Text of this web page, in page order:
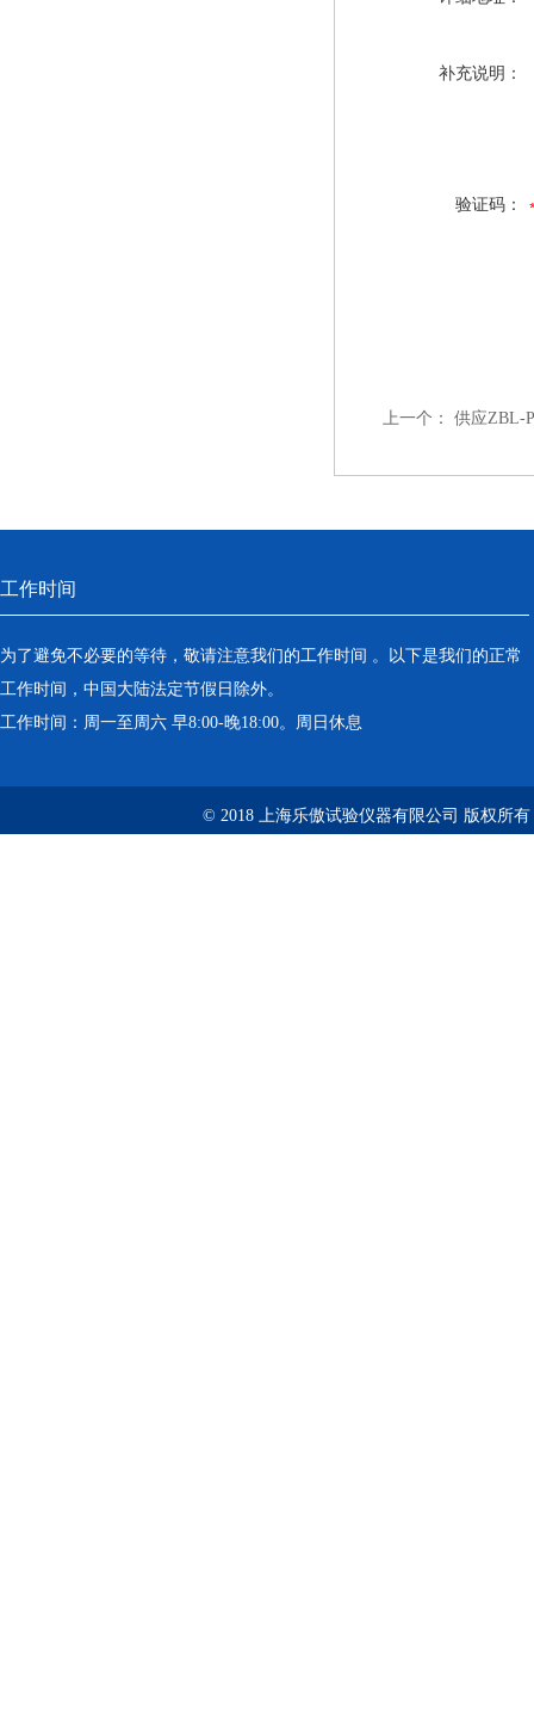
补充说明：
验证码：
上一个： 供应ZBL-
工作时间
为了避免不必要的等待，敬请注意我们的工作时间 。以下是我们的正常
工作时间，中国大陆法定节假日除外。
工作时间：周一至周六 早8:00-晚18:00。周日休息
© 2018 上海乐傲试验仪器有限公司 版权所